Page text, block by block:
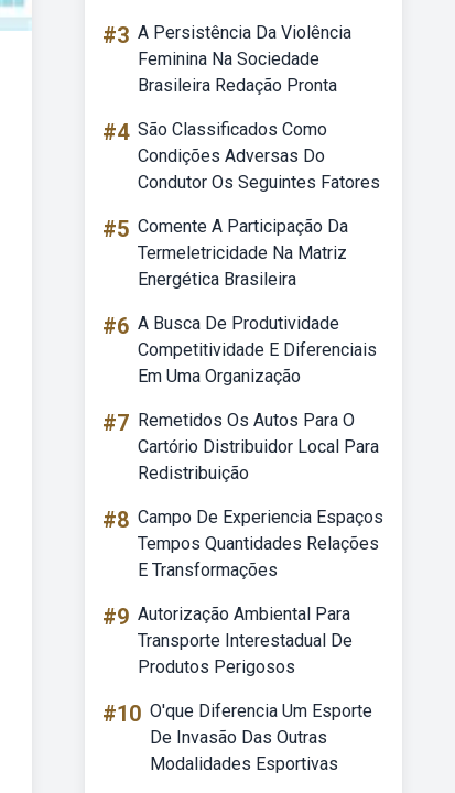
#3 A Persistência Da Violência
Feminina Na Sociedade
Brasileira Redação Pronta
#4 São Classificados Como
Condições Adversas Do
Condutor Os Seguintes Fatores
#5 Comente A Participação Da
Termeletricidade Na Matriz
Energética Brasileira
#6 A Busca De Produtividade
Competitividade E Diferenciais
Em Uma Organização
#7 Remetidos Os Autos Para O
Cartório Distribuidor Local Para
Redistribuição
#8 Campo De Experiencia Espaços
Tempos Quantidades Relações
E Transformações
#9 Autorização Ambiental Para
Transporte Interestadual De
Produtos Perigosos
#10 O'que Diferencia Um Esporte
De Invasão Das Outras
Modalidades Esportivas